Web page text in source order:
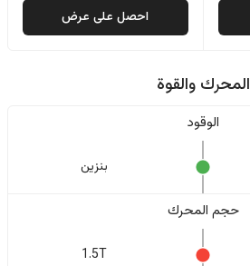
احصل على عرض
المحرك والقوة
الوقود
بنزين
حجم المحرك
1.5T